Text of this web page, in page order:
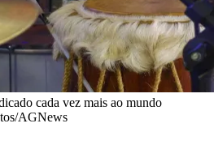
cada vez mais ao mundo
AGNews